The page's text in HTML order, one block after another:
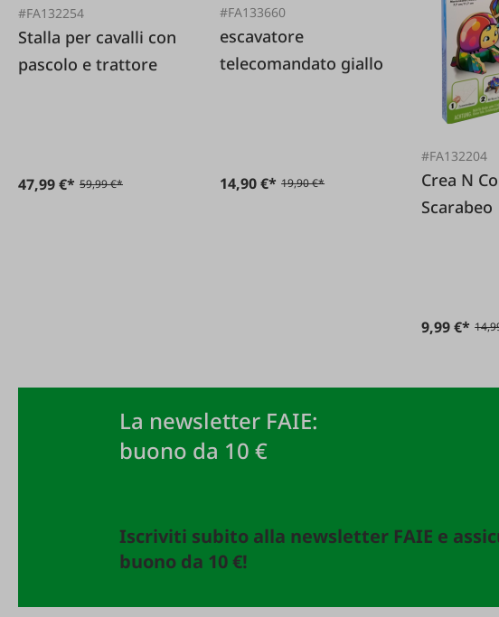
#FA132254
Stalla per cavalli con
pascolo e trattore
47,99 €* 59,99 €*
#FA133660
escavatore
telecomandato giallo
14,90 €* 19,90 €*
#FA132204
Crea N
Scarabeo
9,99 €*
La newsletter FAIE:
buono da 10 €
Iscriviti subito alla newsletter FAIE e
buono da 10 €!